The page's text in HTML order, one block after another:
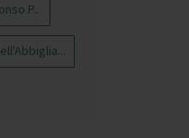
P...